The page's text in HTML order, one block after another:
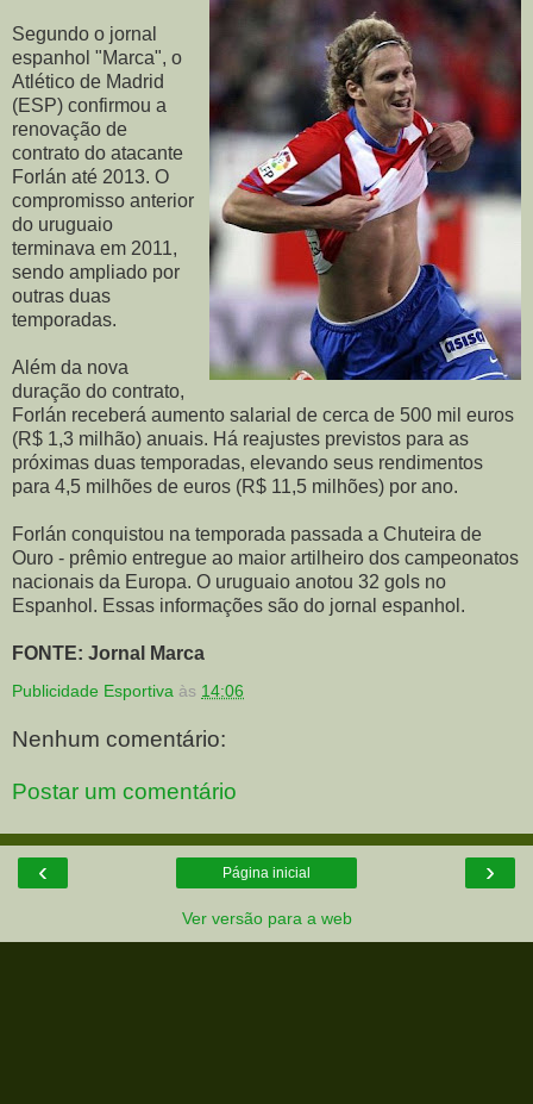
Segundo o jornal
espanhol "Marca", o
Atlético de Madrid
(ESP) confirmou a
renovação de
contrato do atacante
Forlán até 2013. O
compromisso anterior
do uruguaio
terminava em 2011,
sendo ampliado por
outras duas
temporadas.
Além da nova
duração do contrato,
Forlán receberá aumento salarial de cerca de 500 mil euros
(R$ 1,3 milhão) anuais. Há reajustes previstos para as
próximas duas temporadas, elevando seus rendimentos
para 4,5 milhões de euros (R$ 11,5 milhões) por ano.
Forlán conquistou na temporada passada a Chuteira de
Ouro - prêmio entregue ao maior artilheiro dos campeonatos
nacionais da Europa. O uruguaio anotou 32 gols no
Espanhol. Essas informações são do jornal espanhol.
FONTE: Jornal Marca
Publicidade Esportiva às 14:06
Nenhum comentário:
Postar um comentário
‹ ›
Página inicial
Ver versão para a web